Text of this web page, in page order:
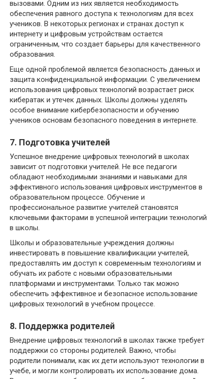
вызовами. Одним из них является необходимость
обеспечения равного доступа к технологиям для всех
учеников. В некоторых регионах и странах доступ к
интернету и цифровым устройствам остается
ограниченным, что создает барьеры для качественного
образования.
Еще одной проблемой является безопасность данных и
защита конфиденциальной информации. С увеличением
использования цифровых технологий возрастает риск
кибератак и утечек данных. Школы должны уделять
особое внимание кибербезопасности и обучению
учеников основам безопасного поведения в интернете.
7. Подготовка учителей
Успешное внедрение цифровых технологий в школах
зависит от подготовки учителей. Не все педагоги
обладают необходимыми знаниями и навыками для
эффективного использования цифровых инструментов в
образовательном процессе. Обучение и
профессиональное развитие учителей становятся
ключевыми факторами в успешной интеграции технологий
в школы.
Школы и образовательные учреждения должны
инвестировать в повышение квалификации учителей,
предоставлять им доступ к современным технологиям и
обучать их работе с новыми образовательными
платформами и инструментами. Только так можно
обеспечить эффективное и безопасное использование
цифровых технологий в учебном процессе.
8. Поддержка родителей
Внедрение цифровых технологий в школах также требует
поддержки со стороны родителей. Важно, чтобы
родители понимали, как их дети используют технологии в
учебе, и могли контролировать их использование дома.